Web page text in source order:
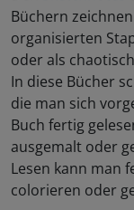
Büchern
organisierten
oder als
In diese Bücher
die man sich
Buch fertig
ausgemalt oder
Lesen kann man
colorieren oder